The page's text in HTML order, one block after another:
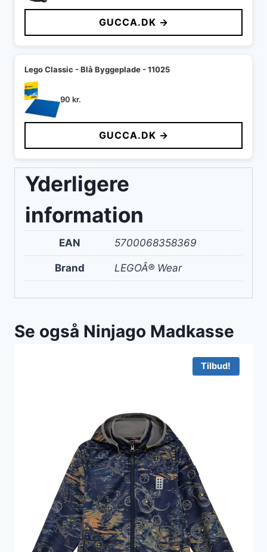
GUCCA.DK →
Lego Classic - Blå Byggeplade - 11025
90 kr.
GUCCA.DK →
Yderligere
information
EAN 5700068358369
Brand LEGOÂ® Wear
Se også Ninjago Madkasse
Tilbud!